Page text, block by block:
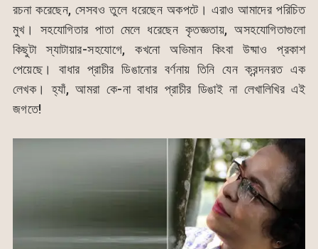
রচনা করেছেন, সেসবও তুলে ধরেছেন অকপটে। এরাও আমাদের পরিচিত
মুখ। সহযোগিতার পাতা মেলে ধরেছেন কৃতজ্ঞতায়, অসহযোগিতাগুলো
কিছুটা স্যাটায়ার-সহযোগে, কখনো অভিমান কিংবা উষ্মাও প্রকাশ
পেয়েছে। বাধার প্রাচীর ডিঙানোর বর্ণনায় তিনি যেন ক্রন্দনরত এক
লেখক। হ্যাঁ, আমরা কে-না বাধার প্রাচীর ডিঙাই না লেখালিখির এই
জগতে!